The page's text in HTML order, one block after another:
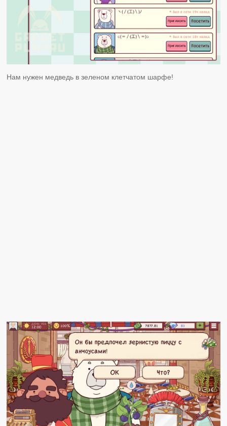
Нам нужен медведь в зеленом клетчатом шарфе!